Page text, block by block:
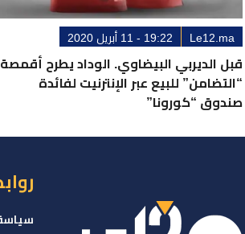
Le12.ma 19:22 - 11 أبريل 2020
قبل الديربي البيضاوي. الوداد يطرح أقمصة
“التضامن” للبيع عبر الإنترنيت لفائدة
صندوق “كورونا”